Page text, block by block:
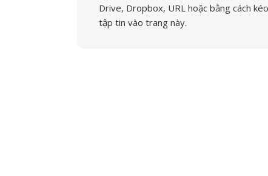
Drive, Dropbox, URL hoặc bằng cách kéo
tập tin vào trang này.